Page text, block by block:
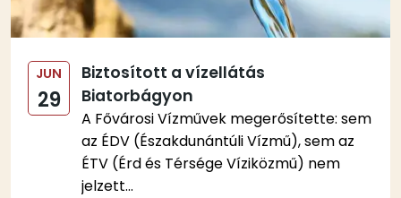
JUN
29
Biztosított a vízellátás
Biatorbágyon
A Fővárosi Vízművek megerősítette: sem
az ÉDV (Északdunántúli Vízmű), sem az
ÉTV (Érd és Térsége Víziközmű) nem
jelzett...